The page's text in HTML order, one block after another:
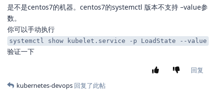
是不是centos7的机器。centos7的systemctl 版本不支持 –value参
数。
你可以手动执行
systemctl show kubelet.service -p LoadState --value
验证一下
回复
kubernetes-devops 回复了此帖